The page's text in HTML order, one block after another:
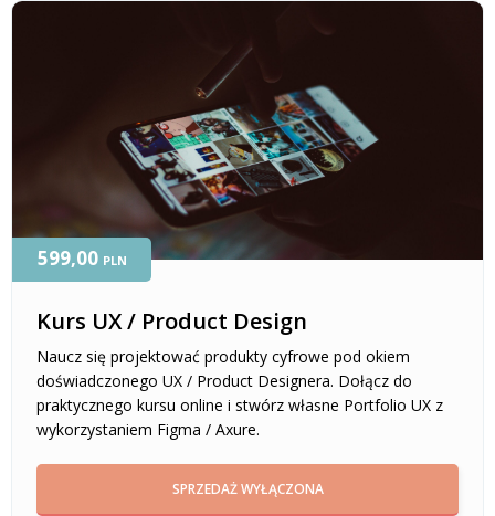
Kurs UX / Product Design
Naucz się projektować produkty cyfrowe pod okiem
doświadczonego UX / Product Designera. Dołącz do
praktycznego kursu online i stwórz własne Portfolio UX z
wykorzystaniem Figma / Axure.
599,00 PLN
SPRZEDAŻ WYŁĄCZONA